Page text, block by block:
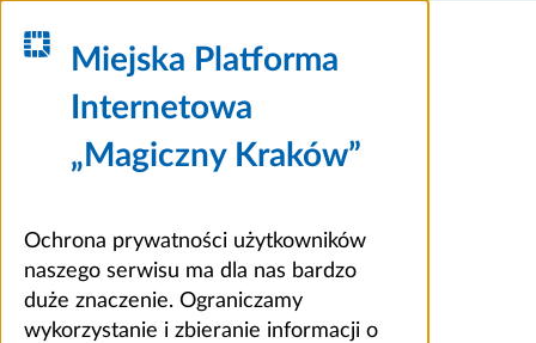
Miejska Platforma
Internetowa
„Magiczny Kraków”
Ochrona prywatności użytkowników
naszego serwisu ma dla nas bardzo
duże znaczenie. Ograniczamy
wykorzystanie i zbieranie informacji o